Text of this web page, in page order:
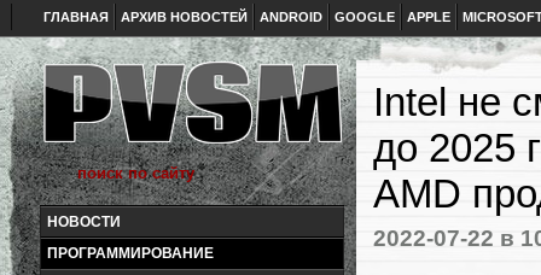
ГЛАВНАЯ АРХИВ НОВОСТЕЙ ANDROID GOOGLE APPLE
НОВОСТИ
ПРОГРАММИРОВАНИЕ
Intel не
до 2025
AMD
2022-07-22 в